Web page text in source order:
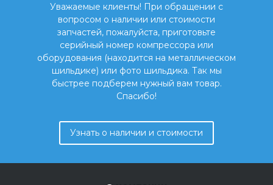
Уважаемые клиенты! При обращении с
вопросом о наличии или стоимости
запчастей, пожалуйста, приготовьте
серийный номер компрессора или
оборудования (находится на металлическом
шильдике) или фото шильдика. Так мы
быстрее подберем нужный вам товар.
Спасибо!
Узнать о наличии и стоимости